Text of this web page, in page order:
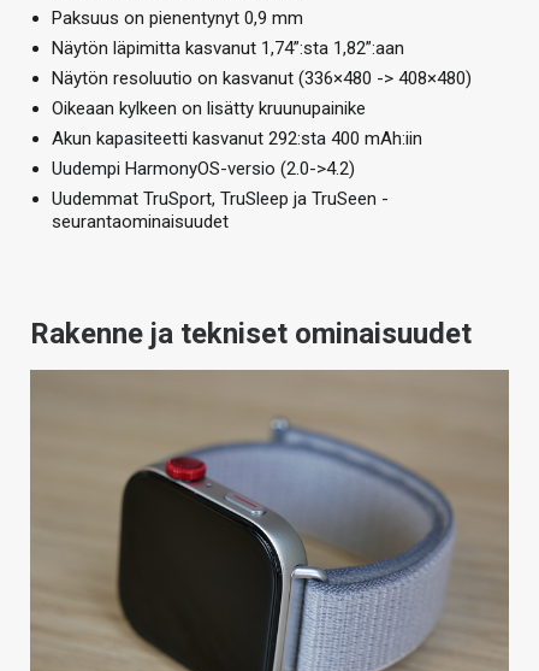
Paksuus on pienentynyt 0,9 mm
Näytön läpimitta kasvanut 1,74”:sta 1,82”:aan
Näytön resoluutio on kasvanut (336×480 -> 408×480)
Oikeaan kylkeen on lisätty kruunupainike
Akun kapasiteetti kasvanut 292:sta 400 mAh:iin
Uudempi HarmonyOS-versio (2.0->4.2)
Uudemmat TruSport, TruSleep ja TruSeen -
seurantaominaisuudet
Rakenne ja tekniset ominaisuudet